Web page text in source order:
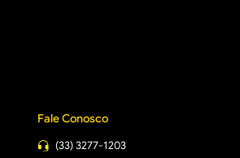
Fale Conosco
(33) 3277-1203